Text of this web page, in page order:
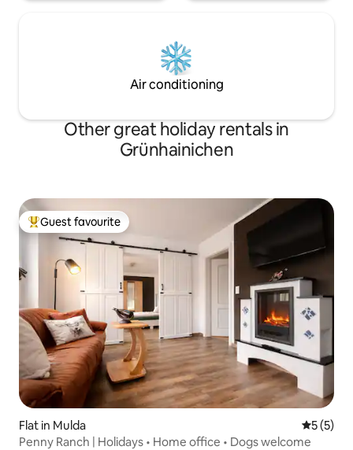
Air conditioning
Other great holiday rentals in
Grünhainichen
Top guest favourite
Guest favourite
Flat in Mulda 5 out of
5 (5)
Penny Ranch | Holidays • Home office • Dogs welcome